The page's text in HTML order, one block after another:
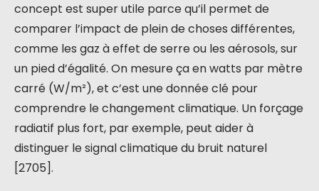
concept est super utile parce qu’il permet de
comparer l’impact de plein de choses différentes,
comme les gaz à effet de serre ou les aérosols, sur
un pied d’égalité. On mesure ça en watts par mètre
carré (W/m²), et c’est une donnée clé pour
comprendre le changement climatique. Un forçage
radiatif plus fort, par exemple, peut aider à
distinguer le signal climatique du bruit naturel
[2705].